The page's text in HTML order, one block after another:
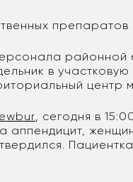
препаратов
районной
в
центр
, сегодня в
аппендицит,